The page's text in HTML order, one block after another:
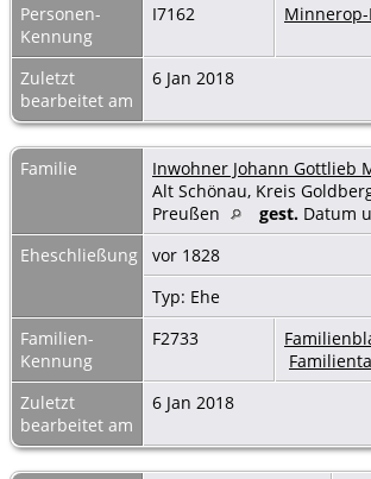
Personen-
Kennung
I7162
Zuletzt
bearbeitet am
6 Jan 2018
Familie Inwohner Johann Gottlieb
Alt Schönau, Kreis
Preußen
gest. Datum
Eheschließung
vor 1828
Typ: Ehe
Familien-
Kennung
F2733
Zuletzt
bearbeitet am
6 Jan 2018